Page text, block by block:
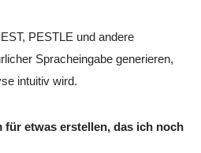
PESTLE und andere
Spracheingabe generieren,
intuitiv wird.
für etwas erstellen, das ich noch